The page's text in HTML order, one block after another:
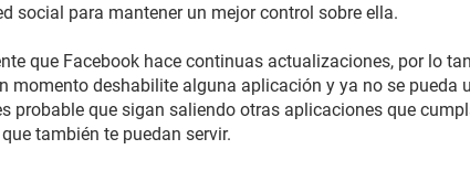
social para mantener un mejor control sobre ella.
que Facebook hace continuas actualizaciones, por lo
momento deshabilite alguna aplicación y ya no se pueda
probable que sigan saliendo otras aplicaciones que
también te puedan servir.